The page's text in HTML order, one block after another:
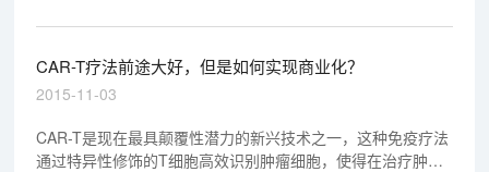
CAR-T疗法前途大好，但是如何实现商业化？
2015-11-03
CAR-T是现在最具颠覆性潜力的新兴技术之一，这种免疫疗法
通过特异性修饰的T细胞高效识别肿瘤细胞，使得在治疗肿瘤